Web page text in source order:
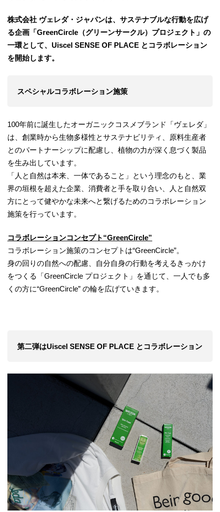
株式会社 ヴェレダ・ジャパンは、サステナブルな行動を広げ
る企画「GreenCircle（グリーンサークル）プロジェクト」の
一環として、Uiscel SENSE OF PLACE とコラボレーション
を開始します。
スペシャルコラボレーション施策
100年前に誕生したオーガニックコスメブランド「ヴェレダ」
は、創業時から生物多様性とサステナビリティ、原料生産者
とのパートナーシップに配慮し、植物の力が深く息づく製品
を生み出しています。
「人と自然は本来、一体であること」という理念のもと、業
界の垣根を超えた企業、消費者と手を取り合い、人と自然双
方にとって健やかな未来へと繋げるためのコラボレーション
施策を行っています。
コラボレーションコンセプト“GreenCircle”
コラボレーション施策のコンセプトは“GreenCircle”。
身の回りの自然への配慮、自分自身の行動を考えるきっかけ
をつくる「GreenCircle プロジェクト」を通じて、一人でも多
くの方に“GreenCircle” の輪を広げていきます。
第二弾はUiscel SENSE OF PLACE とコラボレーション